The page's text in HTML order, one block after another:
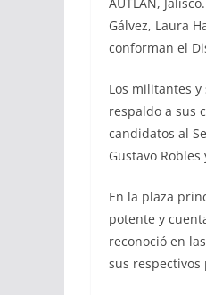
Gálvez, Laura
conforman el
Los militantes y
respaldo a sus
candidatos al
Gustavo
En la plaza
potente y
reconoció en
sus